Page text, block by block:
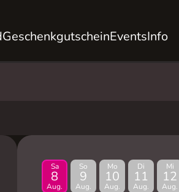
GeschenkgutscheinEventsInfo
Sa
8
Aug.
So
9
Aug.
Mo
10
Aug.
Di
11
Aug.
Mi
12
Aug.